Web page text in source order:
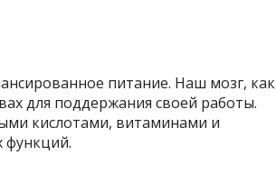
питание. Наш мозг, как
для поддержания своей работы.
кислотами, витаминами и
функций.